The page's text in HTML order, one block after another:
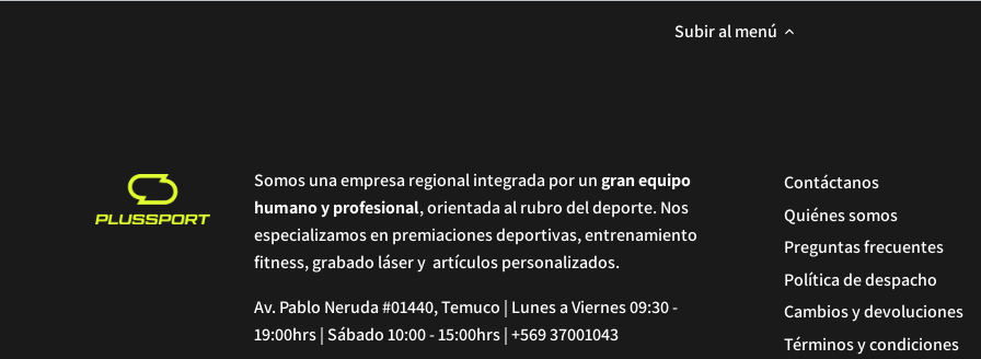
Subir al menú
Somos una empresa regional integrada por ungran equipo
humano y profesional, orientada al rubro del deporte. Nos
especializamos en premiaciones deportivas, entrenamiento
fitness, grabado láser y artículos personalizados.
Av. Pablo Neruda #01440, Temuco | Lunes a Viernes 09:30 -
19:00hrs | Sábado 10:00 - 15:00hrs | +569 37001043
Contáctanos
Quiénes somos
Preguntas frecuentes
Política de despacho
Cambios y devoluciones
Términos y condiciones